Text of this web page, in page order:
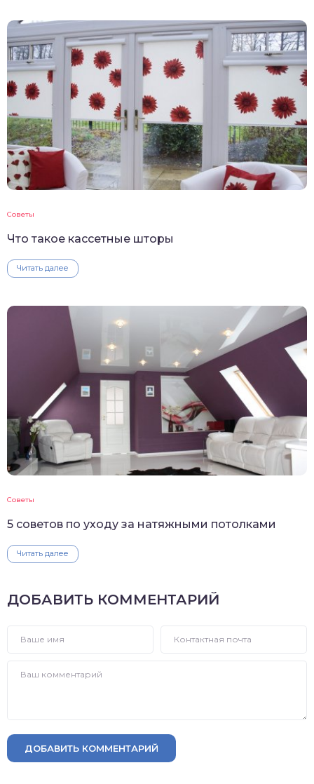
Советы
Что такое кассетные шторы
Читать далее
Советы
5 советов по уходу за натяжными потолками
Читать далее
ДОБАВИТЬ КОММЕНТАРИЙ
ДОБАВИТЬ КОММЕНТАРИЙ